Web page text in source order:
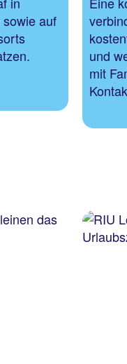
auf
und
mit